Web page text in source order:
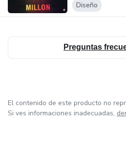
Diseño
Preguntas
El contenido de este producto no
Si ves informaciones inadecuadas,